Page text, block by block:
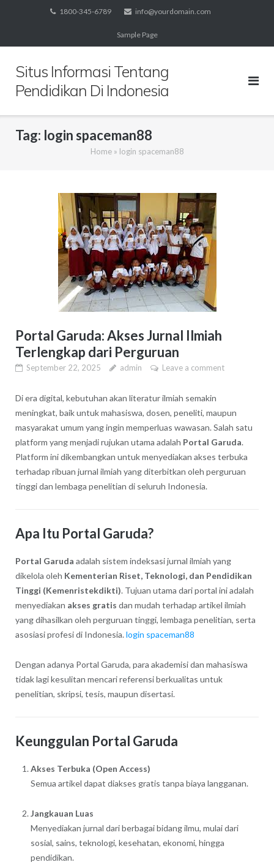
1800-345-6789 info@yourdomain.com
Sample Page
Situs Informasi Tentang
Pendidikan Di Indonesia
Tag: login spaceman88
Home» login spaceman88
Portal Garuda: Akses Jurnal Ilmiah
Terlengkap dari Perguruan
September 22, 2025 admin Leave a comment
Di era digital, kebutuhan akan literatur ilmiah semakin
meningkat, baik untuk mahasiswa, dosen, peneliti, maupun
masyarakat umum yang ingin memperluas wawasan. Salah satu
platform yang menjadi rujukan utama adalah Portal Garuda.
Platform ini dikembangkan untuk menyediakan akses terbuka
terhadap ribuan jurnal ilmiah yang diterbitkan oleh perguruan
tinggi dan lembaga penelitian di seluruh Indonesia.
Apa Itu Portal Garuda?
Portal Garuda adalah sistem indeksasi jurnal ilmiah yang
dikelola oleh Kementerian Riset, Teknologi, dan Pendidikan
Tinggi (Kemenristekdikti). Tujuan utama dari portal ini adalah
menyediakan akses gratis dan mudah terhadap artikel ilmiah
yang dihasilkan oleh perguruan tinggi, lembaga penelitian, serta
asosiasi profesi di Indonesia. login spaceman88
Dengan adanya Portal Garuda, para akademisi dan mahasiswa
tidak lagi kesulitan mencari referensi berkualitas untuk
penelitian, skripsi, tesis, maupun disertasi.
Keunggulan Portal Garuda
Akses Terbuka (Open Access)
Semua artikel dapat diakses gratis tanpa biaya langganan.
Jangkauan Luas
Menyediakan jurnal dari berbagai bidang ilmu, mulai dari
sosial, sains, teknologi, kesehatan, ekonomi, hingga
pendidikan.